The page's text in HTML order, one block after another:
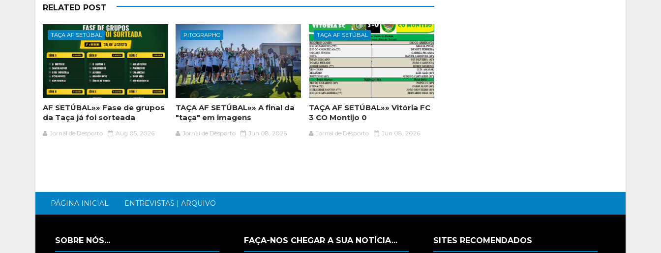
RELATED POST
TAÇA AF SETÚBAL
AF SETÚBAL»» Fase de grupos
da Taça já foi sorteada
Jornal de Desporto Aug 05, 2026
PITOGRAPHO
TAÇA AF SETÚBAL»» A final da
"taça" em imagens
Jornal de Desporto Jun 08, 2026
TAÇA AF SETÚBAL
TAÇA AF SETÚBAL»» Vitória FC
3 CO Montijo 0
Jornal de Desporto Jun 08, 2026
PÁGINA INICIAL ENTREVISTAS | ARQUIVO
SOBRE NÓS... FAÇA-NOS CHEGAR A SUA NOTÍCIA... SITES RECOMENDADOS